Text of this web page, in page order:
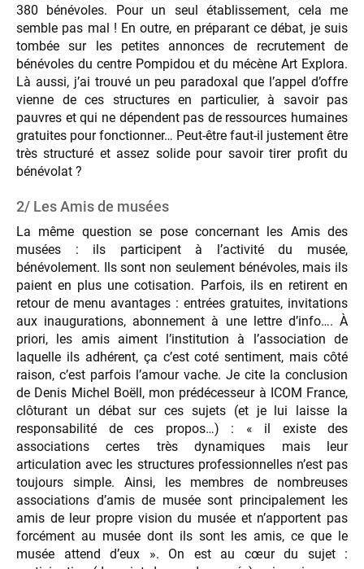
380 bénévoles. Pour un seul établissement, cela me
semble pas mal ! En outre, en préparant ce débat, je suis
tombée sur les petites annonces de recrutement de
bénévoles du centre Pompidou et du mécène Art Explora.
Là aussi, j’ai trouvé un peu paradoxal que l’appel d’offre
vienne de ces structures en particulier, à savoir pas
pauvres et qui ne dépendent pas de ressources humaines
gratuites pour fonctionner… Peut-être faut-il justement être
très structuré et assez solide pour savoir tirer profit du
bénévolat ?
2/ Les Amis de musées
La même question se pose concernant les Amis des
musées : ils participent à l’activité du musée,
bénévolement. Ils sont non seulement bénévoles, mais ils
paient en plus une cotisation. Parfois, ils en retirent en
retour de menu avantages : entrées gratuites, invitations
aux inaugurations, abonnement à une lettre d’info…. À
priori, les amis aiment l’institution à l’association de
laquelle ils adhérent, ça c’est coté sentiment, mais côté
raison, c’est parfois l’amour vache. Je cite la conclusion
de Denis Michel Boëll, mon prédécesseur à ICOM France,
clôturant un débat sur ces sujets (et je lui laisse la
responsabilité de ces propos…) : « il existe des
associations certes très dynamiques mais leur
articulation avec les structures professionnelles n’est pas
toujours simple. Ainsi, les membres de nombreuses
associations d’amis de musée sont principalement les
amis de leur propre vision du musée et n’apportent pas
forcément au musée dont ils sont les amis, ce que le
musée attend d’eux ». On est au cœur du sujet :